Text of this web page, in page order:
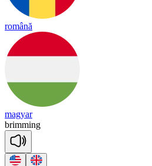
română
magyar
brimming